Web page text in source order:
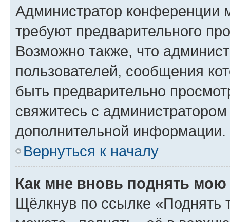
Администратор конференции
требуют предварительного
Возможно также, что
пользователей, сообщения
быть предварительно
свяжитесь с
дополнительной информации.
Вернуться к началу
Как мне вновь поднять мою
Щёлкнув по ссылке «Поднять